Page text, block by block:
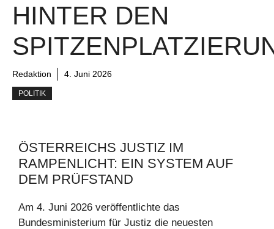
HINTER DEN
Redaktion 4. Juni 2026
POLITIK
ÖSTERREICHS JUSTIZ IM
RAMPENLICHT: EIN SYSTEM AUF
DEM PRÜFSTAND
Am 4. Juni 2026 veröffentlichte das
Bundesministerium für Justiz die neuesten